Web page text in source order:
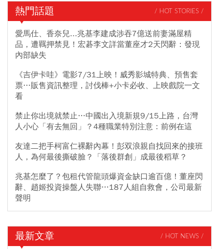
熱門話題 / HOT STORIES /
愛馬仕、香奈兒...兆基李建成涉吞7億送前妻滿屋精
品，遭羈押禁見！宏碁李文詳當董座才2天閃辭：發現
內部缺失
《吉伊卡哇》電影7/31上映！威秀影城特典、預售套
票…販售資訊整理，討伐棒+小卡必收、上映戲院一文
看
禁止你出境就禁止…中國出入境新規9/15上路，台灣
人小心「有去無回」？4種職業特別注意：前例在這
友達二把手柯富仁裸辭內幕！彭双浪親自找回來的接班
人，為何最後撕破臉？「落後群創」成最後稻草？
兆基怎麼了？包租代管龍頭爆資金缺口逾百億！董座閃
辭、趙姬投資操盤人失聯…187人組自救會，公司最新
聲明
最新文章 / HOT NEWS /